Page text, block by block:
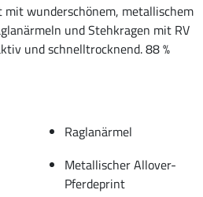
wunderschönem, metallischem
und Stehkragen mit RV
und schnelltrocknend. 88 %
Raglanärmel
Metallischer Allover-
Pferdeprint